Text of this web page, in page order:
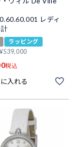
レディ
ラッピング
¥539,000
税込
入れる